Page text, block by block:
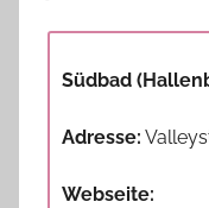
Südbad
Adresse:
Webseite: